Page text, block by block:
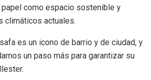
como espacio sostenible y
climáticos actuales.
es un icono de barrio y de ciudad, y
un paso más para garantizar su